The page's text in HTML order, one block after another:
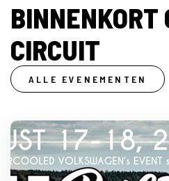
BINNENKORT
CIRCUIT
ALLE EVENEMENTEN